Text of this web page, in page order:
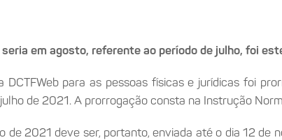
em agosto, referente ao período de julho, foi
DCTFWeb para as pessoas físicas e jurídicas foi
de 2021. A prorrogação consta na Instrução
de 2021 deve ser, portanto, enviada até o dia 12